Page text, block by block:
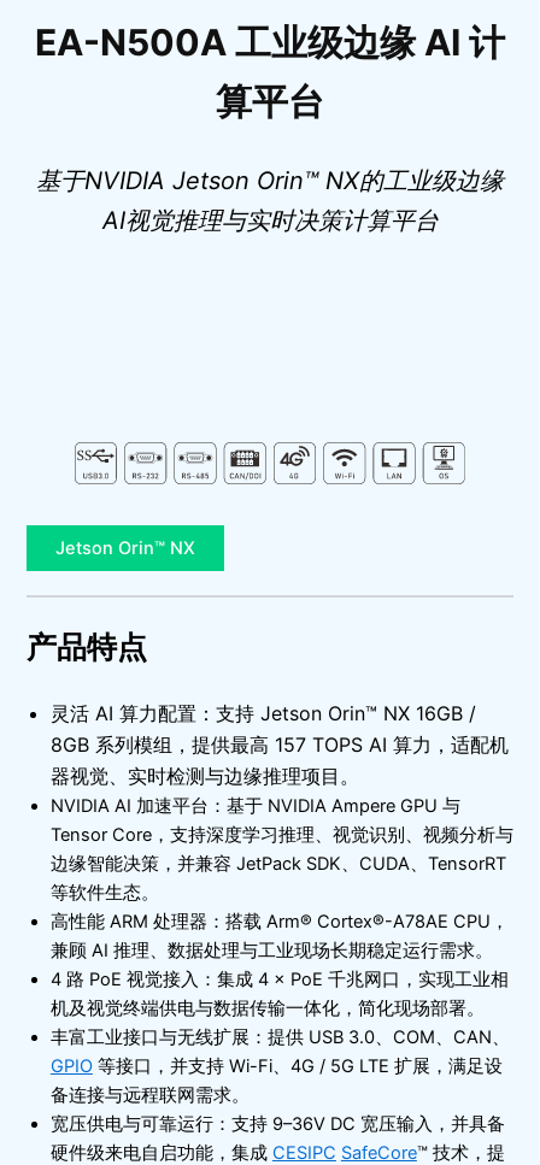
EA-N500A 工业级边缘 AI 计
算平台
基于NVIDIA Jetson Orin™ NX的工业级边缘
AI视觉推理与实时决策计算平台
Jetson Orin™ NX
产品特点
灵活 AI 算力配置：支持 Jetson Orin™ NX 16GB /
8GB 系列模组，提供最高 157 TOPS AI 算力，适配机
器视觉、实时检测与边缘推理项目。
NVIDIA AI 加速平台：基于 NVIDIA Ampere GPU 与
Tensor Core，支持深度学习推理、视觉识别、视频分析与
边缘智能决策，并兼容 JetPack SDK、CUDA、TensorRT
等软件生态。
高性能 ARM 处理器：搭载 Arm® Cortex®-A78AE CPU，
兼顾 AI 推理、数据处理与工业现场长期稳定运行需求。
4 路 PoE 视觉接入：集成 4 × PoE 千兆网口，实现工业相
机及视觉终端供电与数据传输一体化，简化现场部署。
丰富工业接口与无线扩展：提供 USB 3.0、COM、CAN、
GPIO等接口，并支持 Wi-Fi、4G / 5G LTE 扩展，满足设
备连接与远程联网需求。
宽压供电与可靠运行：支持 9–36V DC 宽压输入，并具备
硬件级来电自启功能，集成 CESIPC SafeCore™ 技术，提